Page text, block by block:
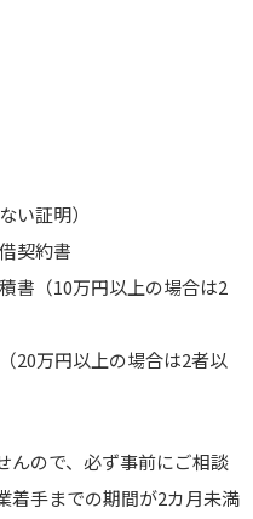
い証明）
契約書
書（10万円以上の場合は2
20万円以上の場合は2者以
んので、必ず事前にご相談
着手までの期間が2カ月未満